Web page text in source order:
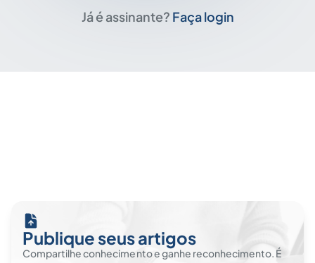
Já é assinante? Faça login
Publique seus artigos
Compartilhe conhecimento e ganhe reconhecimento. É